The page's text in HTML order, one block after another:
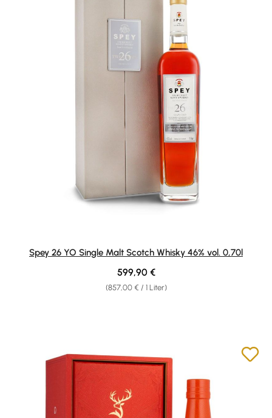
Spey 26 YO Single Malt Scotch Whisky 46% vol. 0,70l
(857,00 € / 1 Liter)
Regulärer Preis:
599,90 €